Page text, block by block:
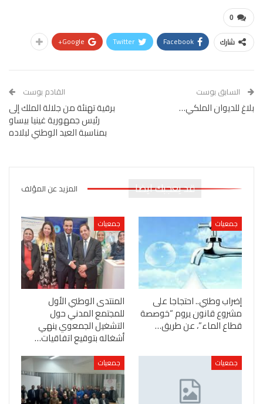
0
شارك Facebook
Twitter
Google+
السابق بوست
بلاغ للديوان الملكي…
القادم بوست
برقية تهنئة من جلالة الملك إلى
رئيس جمهورية غينيا بيساو
بمناسبة العيد الوطني لبلاده
قد يعجبك ايضا المزيد عن المؤلف
جمعيات
إضراب وطني.. احتجاجا على
مشروع قانون يروم “خوصصة
قطاع الماء”، عن طريق…
جمعيات
المنتدى الوطني الأول
للمجتمع المدني حول
التشغيل الجمعوي ينهي
أشغاله بتوقيع اتفاقيات…
جمعيات جمعيات